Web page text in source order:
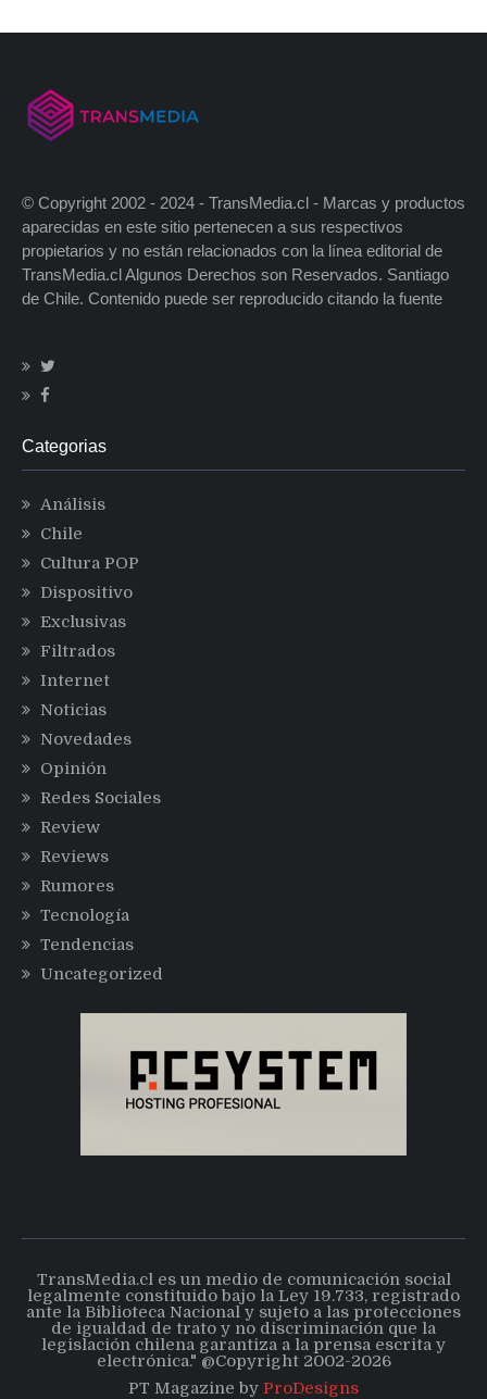
© Copyright 2002 - 2024 - TransMedia.cl - Marcas y productos
aparecidas en este sitio pertenecen a sus respectivos
propietarios y no están relacionados con la línea editorial de
TransMedia.cl Algunos Derechos son Reservados. Santiago
de Chile. Contenido puede ser reproducido citando la fuente
Categorias
Análisis
Chile
Cultura POP
Dispositivo
Exclusivas
Filtrados
Internet
Noticias
Novedades
Opinión
Redes Sociales
Review
Reviews
Rumores
Tecnología
Tendencias
Uncategorized
TransMedia.cl es un medio de comunicación social
legalmente constituido bajo la Ley 19.733, registrado
ante la Biblioteca Nacional y sujeto a las protecciones
de igualdad de trato y no discriminación que la
legislación chilena garantiza a la prensa escrita y
electrónica." @Copyright 2002-2026
PT Magazine by ProDesigns